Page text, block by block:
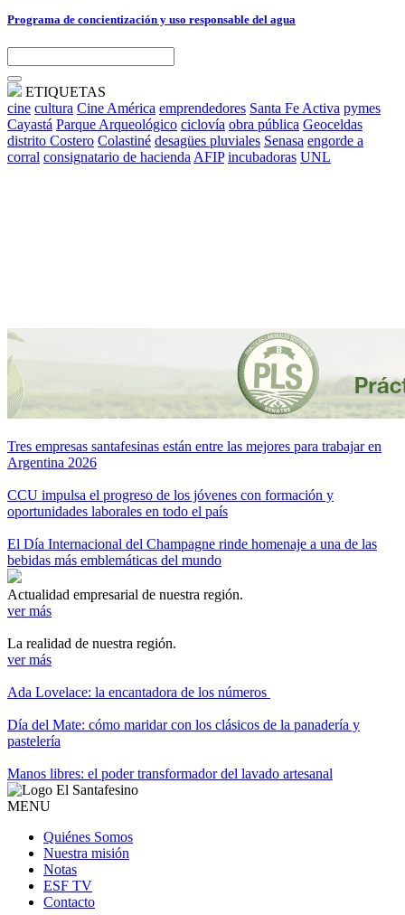
Programa de concientización y uso responsable del agua
ETIQUETAS
cine cultura Cine América emprendedores Santa Fe Activa pymes
Cayastá Parque Arqueológico ciclovía obra pública Geoceldas
distrito Costero Colastiné desagües pluviales Senasa engorde a
corral consignatario de hacienda AFIP incubadoras UNL
Tres empresas santafesinas están entre las mejores para trabajar en
Argentina 2026
CCU impulsa el progreso de los jóvenes con formación y
oportunidades laborales en todo el país
El Día Internacional del Champagne rinde homenaje a una de las
bebidas más emblemáticas del mundo
Actualidad empresarial de nuestra región.
ver más
La realidad de nuestra región.
ver más
Ada Lovelace: la encantadora de los números
Día del Mate: cómo maridar con los clásicos de la panadería y
pastelería
Manos libres: el poder transformador del lavado artesanal
MENU
Quiénes Somos
Nuestra misión
Notas
ESF TV
Contacto